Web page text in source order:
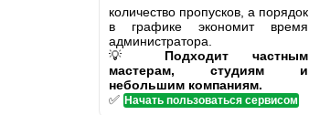
количество пропусков, а порядок
в графике экономит время
администратора.
💡 Подходит частным
мастерам, студиям и
небольшим компаниям.
✅ Начать пользоваться сервисом